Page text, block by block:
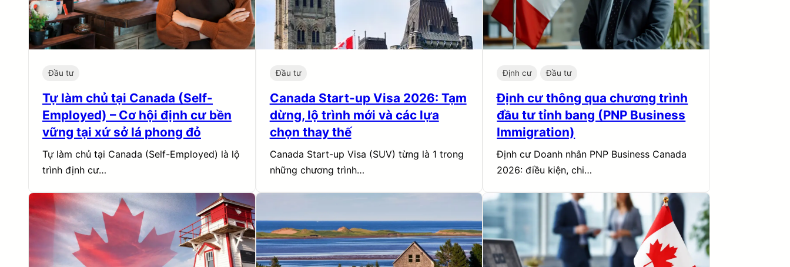
Đầu tư
Tự làm chủ tại Canada (Self-
Employed) – Cơ hội định cư bền
vững tại xứ sở lá phong đỏ
Tự làm chủ tại Canada (Self-Employed) là lộ
trình định cư…
Đầu tư
Canada Start-up Visa 2026: Tạm
dừng, lộ trình mới và các lựa
chọn thay thế
Canada Start-up Visa (SUV) từng là 1 trong
những chương trình…
Định cư Đầu tư
Định cư thông qua chương trình
đầu tư tỉnh bang (PNP Business
Immigration)
Định cư Doanh nhân PNP Business Canada
2026: điều kiện, chi…